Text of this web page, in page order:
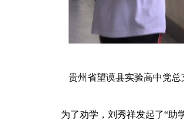
贵州省望谟县实验高中党
为了劝学，刘秀祥发起了“助